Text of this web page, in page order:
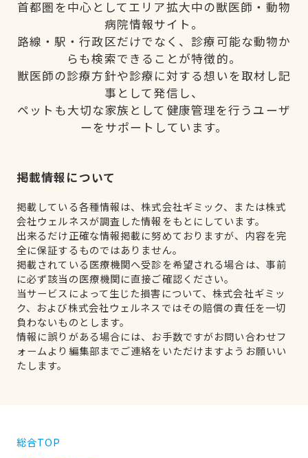
首都圏を中心としてエリア拡大中の獣医師・動物
病院情報サイト。
路線・駅・行政区だけでなく、診療可能な動物か
らも検索できることが特徴的。
獣医師の診療方針や診療に対する想いを取材し記
事として発信し、
ペットも大切な家族として健康管理を行うユーザ
ーをサポートしています。
掲載情報について
掲載している各種情報は、株式会社ギミック、または株式
会社ウェルネスが調査した情報をもとにしています。
出来るだけ正確な情報掲載に努めておりますが、内容を完
全に保証するものではありません。
掲載されている医療機関へ受診を希望される場合は、事前
に必ず該当の医療機関に直接ご確認ください。
当サービスによって生じた損害について、株式会社ギミッ
ク、および株式会社ウェルネスではその賠償の責任を一切
負わないものとします。
情報に誤りがある場合には、お手数ですがお問い合わせフ
ォームより編集部までご連絡をいただけますようお願いい
たします。
総合TOP